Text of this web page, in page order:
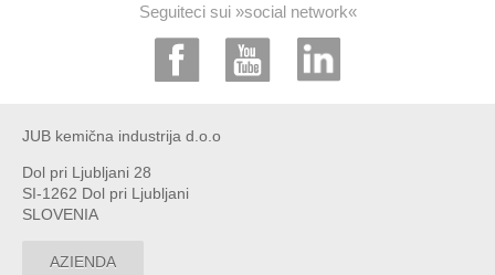
Seguiteci sui »social network«
JUB kemična industrija d.o.o
Dol pri Ljubljani 28
SI-1262 Dol pri Ljubljani
SLOVENIA
AZIENDA